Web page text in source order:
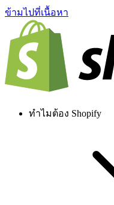
ข้ามไปที่เนื้อหา
ทำไมต้อง Shopify